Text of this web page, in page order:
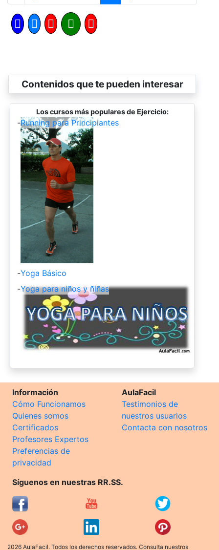
Contenidos que te pueden interesar
Los cursos más populares de Ejercicio:
-Running para Principiantes
-Yoga Básico
-Yoga para niños y ñiñas
Información
Cómo Funcionamos
Quienes somos
Certificados
Profesores Expertos
Preferencias de
privacidad
AulaFacil
Testimonios de
nuestros usuarios
Contacta con nosotros
Síguenos en nuestras RR.SS.
2026 AulaFacil. Todos los derechos reservados. Consulta nuestros